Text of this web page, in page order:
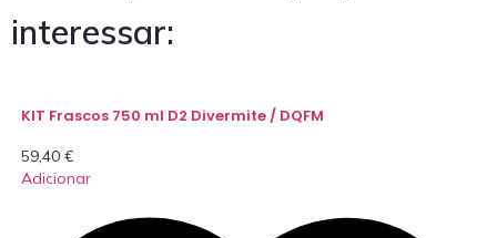
interessar:
KIT Frascos 750 ml D2 Divermite / DQFM
59,40 €
Adicionar